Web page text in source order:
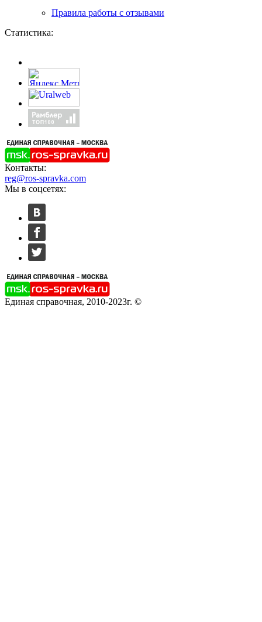
Правила работы с отзывами
Статистика:
Контакты:
reg@ros-spravka.com
Мы в соцсетях:
Единая справочная, 2010-2023г. ©